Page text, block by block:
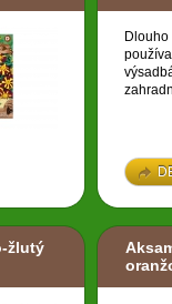
žlutý